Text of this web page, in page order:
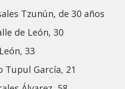
Tzunún, de 30 años
de León, 30
33
Tupul García, 21